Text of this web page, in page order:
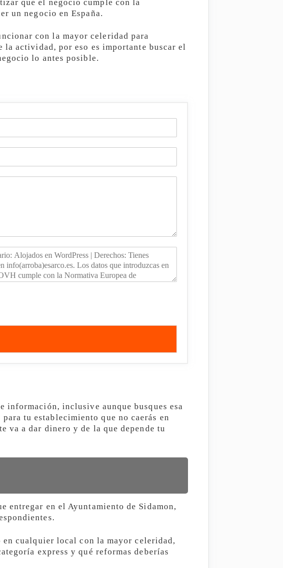
que el negocio cumple con la
un negocio en España.
con la mayor celeridad para
la actividad, por eso es importante buscar el
lo antes posible.
información, inclusive aunque busques esa
tu establecimiento que no caerás en
va a dar dinero y de la que depende tu
entregar en el Ayuntamiento de Sidamon,
cualquier local con la mayor celeridad,
express y qué reformas deberías